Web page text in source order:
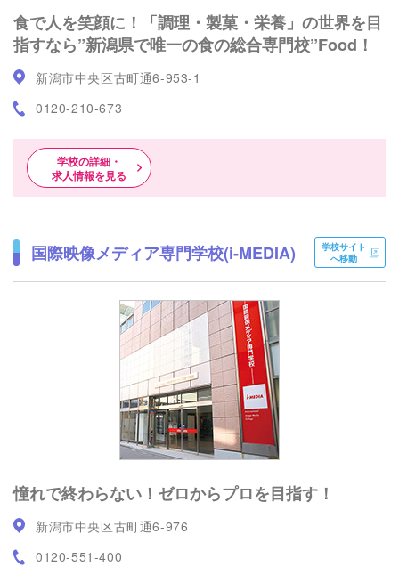
食で人を笑顔に！「調理・製菓・栄養」の世界を目
指すなら”新潟県で唯一の食の総合専門校”Food！
新潟市中央区古町通6-953-1
0120-210-673
学校の詳細・
求人情報を見る
国際映像メディア専門学校(i-MEDIA)
学校サイト
へ移動
憧れで終わらない！ゼロからプロを目指す！
新潟市中央区古町通6-976
0120-551-400